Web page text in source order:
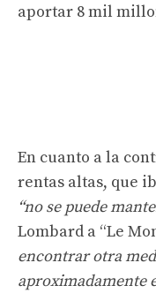
aportar 8 mil
En cuanto a la
rentas altas, que
“no se puede
Lombard a “Le
encontrar otra
aproximadamente